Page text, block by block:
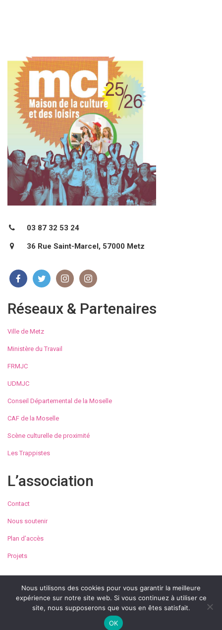
03 87 32 53 24
36 Rue Saint-Marcel, 57000 Metz
Réseaux & Partenaires
Ville de Metz
Ministère du Travail
FRMJC
UDMJC
Conseil Départemental de la Moselle
CAF de la Moselle
Scène culturelle de proximité
Les Trappistes
L’association
Contact
Nous soutenir
Plan d’accès
Projets
© Maison de la Culture et des Loisirs de Metz 2023
Mentions légales
Nous utilisons des cookies pour vous garantir la meilleure
expérience sur notre site web. Si vous continuez à utiliser ce
site, nous supposerons que vous en êtes satisfait.
OK